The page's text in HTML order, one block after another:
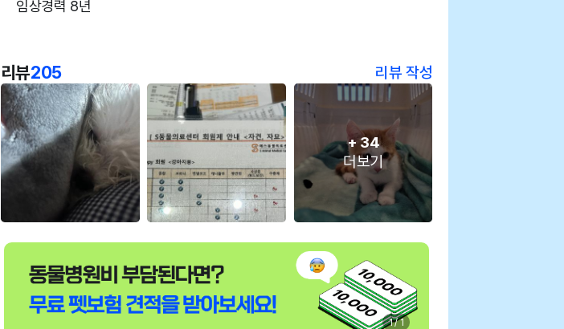
임상경력 8년
리뷰205 리뷰 작성
+34
더보기
1 / 1